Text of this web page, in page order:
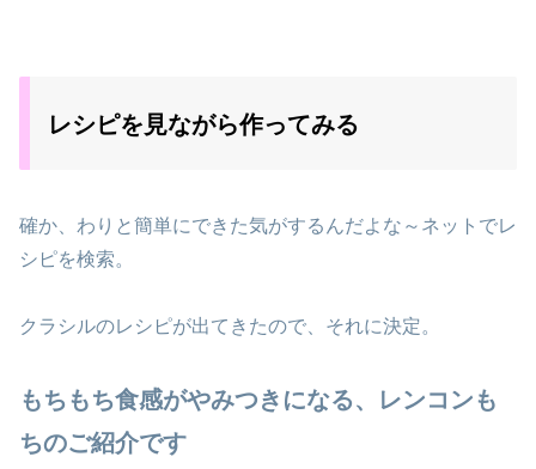
レシピを見ながら作ってみる
確か、わりと簡単にできた気がするんだよな～ネットでレ
シピを検索。
クラシルのレシピが出てきたので、それに決定。
もちもち食感がやみつきになる、レンコンも
ちのご紹介です